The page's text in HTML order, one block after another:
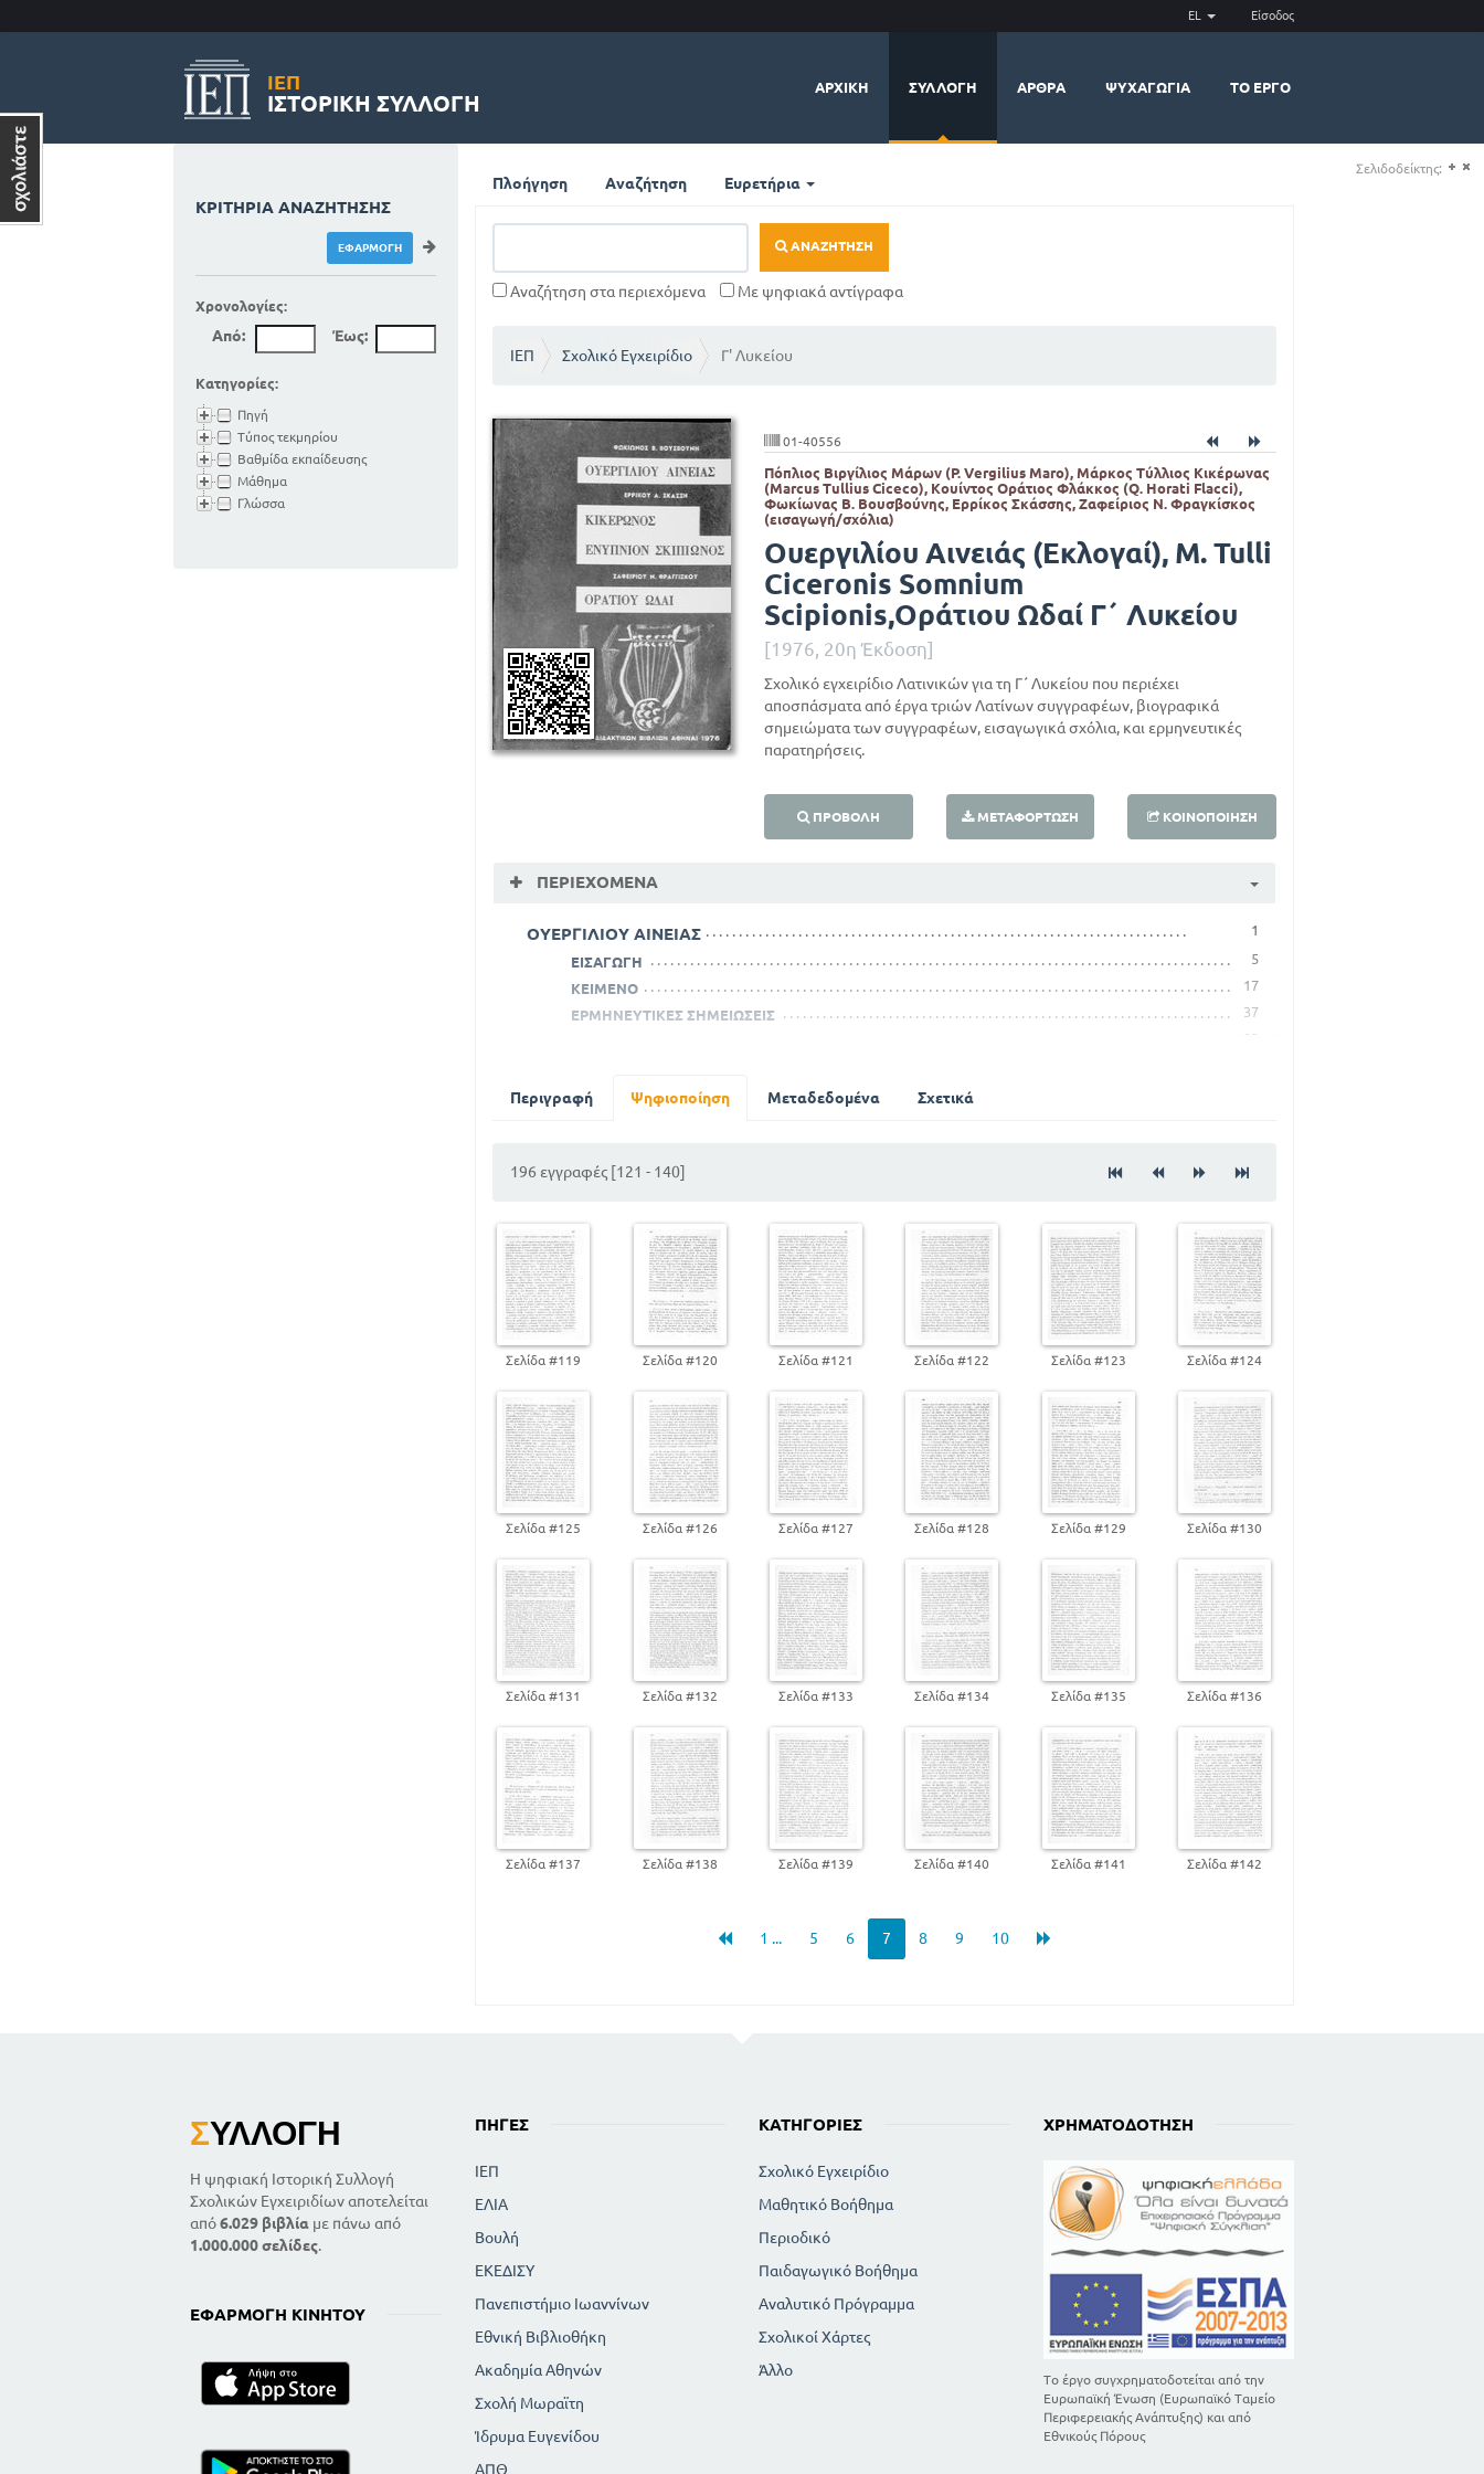
EL Είσοδος
ΙΕΠ
ΙΣΤΟΡΙΚΉ ΣΥΛΛΟΓΉ
ΑΡΧΙΚΉ ΣΥΛΛΟΓΉ ΆΡΘΡΑ ΨΥΧΑΓΩΓΊΑ ΤΟ ΈΡΓΟ
Πλοήγηση Αναζήτηση Ευρετήρια
ΑΝΑΖΉΤΗΣΗ
Αναζήτηση στα περιεχόμενα Με ψηφιακά αντίγραφα
ΙΕΠ Σχολικό Εγχειρίδιο Γ' Λυκείου
01-40556
Πόπλιος Βιργίλιος Μάρων (P. Vergilius Maro), Μάρκος Τύλλιος Κικέρωνας
(Marcus Tullius Ciceco), Κουίντος Οράτιος Φλάκκος (Q. Horati Flacci),
Φωκίωνας Β. Βουσβούνης, Ερρίκος Σκάσσης, Ζαφείριος Ν. Φραγκίσκος
(εισαγωγή/σχόλια)
Ουεργιλίου Αινειάς (Εκλογαί), M. Tulli
Ciceronis Somnium
Scipionis,Οράτιου Ωδαί Γ΄ Λυκείου
[1976, 20η Έκδοση]
Σχολικό εγχειρίδιο Λατινικών για τη Γ΄ Λυκείου που περιέχει
αποσπάσματα από έργα τριών Λατίνων συγγραφέων, βιογραφικά
σημειώματα των συγγραφέων, εισαγωγικά σχόλια, και ερμηνευτικές
παρατηρήσεις.
ΠΡΟΒΟΛΉ ΜΕΤΑΦΌΡΤΩΣΗ ΚΟΙΝΟΠΟΊΗΣΗ
ΠΕΡΙΕΧΌΜΕΝΑ
ΟΥΕΡΓΙΛΙΟΥ ΑΙΝΕΙΑΣ 1
ΕΙΣΑΓΩΓΗ
5
ΚΕΙΜΕΝΟ
17
ΕΡΜΗΝΕΥΤΙΚΕΣ ΣΗΜΕΙΩΣΕΙΣ
37
93
ΕΙΣΑΓΩΓΗ
Περιγραφή Ψηφιοποίηση Μεταδεδομένα Σχετικά
196 εγγραφές [121 - 140]
Σελίδα #119 Σελίδα #120 Σελίδα #121 Σελίδα #122 Σελίδα #123 Σελίδα #124
Σελίδα #125 Σελίδα #126 Σελίδα #127 Σελίδα #128 Σελίδα #129 Σελίδα #130
Σελίδα #131 Σελίδα #132 Σελίδα #133 Σελίδα #134 Σελίδα #135 Σελίδα #136
Σελίδα #137 Σελίδα #138 Σελίδα #139 Σελίδα #140 Σελίδα #141 Σελίδα #142
1 ... 5 6 7 8 9 10
ΚΡΙΤΉΡΙΑ ΑΝΑΖΉΤΗΣΗΣ
Χρονολογίες:
Από: Έως:
Κατηγορίες:
Πηγή
Τύπος τεκμηρίου
Βαθμίδα εκπαίδευσης
Μάθημα
Γλώσσα
ΣΥΛΛΟΓΉ
Η ψηφιακή Ιστορική Συλλογή
Σχολικών Εγχειριδίων αποτελείται
από6.029 βιβλία με πάνω από
1.000.000 σελίδες.
ΕΦΑΡΜΟΓΉ ΚΙΝΗΤΟΎ
ΠΗΓΈΣ
ΙΕΠ
ΕΛΙΑ
Βουλή
ΕΚΕΔΙΣΥ
Πανεπιστήμιο Ιωαννίνων
Εθνική Βιβλιοθήκη
Ακαδημία Αθηνών
Σχολή Μωραϊτη
Ίδρυμα Ευγενίδου
ΑΠΘ
ΚΑΤΗΓΟΡΊΕΣ
Σχολικό Εγχειρίδιο
Μαθητικό Βοήθημα
Περιοδικό
Παιδαγωγικό Βοήθημα
Αναλυτικό Πρόγραμμα
Σχολικοί Χάρτες
Άλλο
ΧΡΗΜΑΤΟΔΌΤΗΣΗ
Το έργο συγχρηματοδοτείται από την
Ευρωπαϊκή Ένωση (Ευρωπαϊκό Ταμείο
Περιφερειακής Ανάπτυξης) και από
Εθνικούς Πόρους
Σελιδοδείκτης: